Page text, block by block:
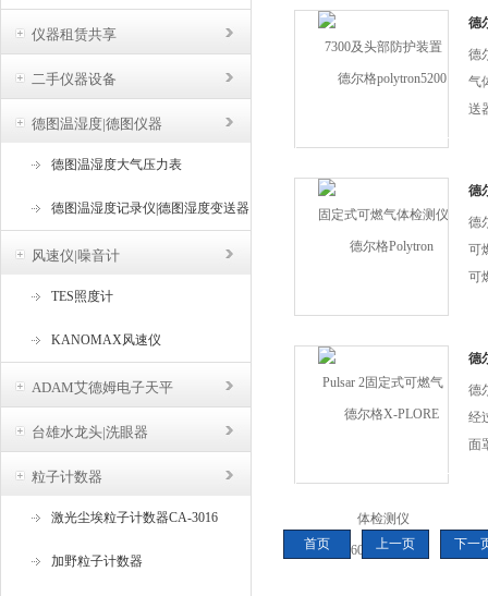
仪器租赁共享
二手仪器设备
德图温湿度|德图仪器
德图温湿度大气压力表
德图温湿度记录仪|德图湿度变送器
风速仪|噪音计
TES照度计
KANOMAX风速仪
ADAM艾德姆电子天平
台雄水龙头|洗眼器
粒子计数器
激光尘埃粒子计数器CA-3016
加野粒子计数器
要
防
客
德
燃
德
气
送
器
德
式
德
可
可
德
德
经
面
野
首页 上一页 下一